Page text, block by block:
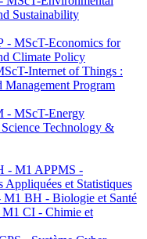
Sustainability
- MScT-Economics for
Climate Policy
Internet of Things :
Management Program
- MScT-Energy
Technology &
- M1 APPMS -
Appliquées et Statistiques
BH - Biologie et Santé
CI - Chimie et